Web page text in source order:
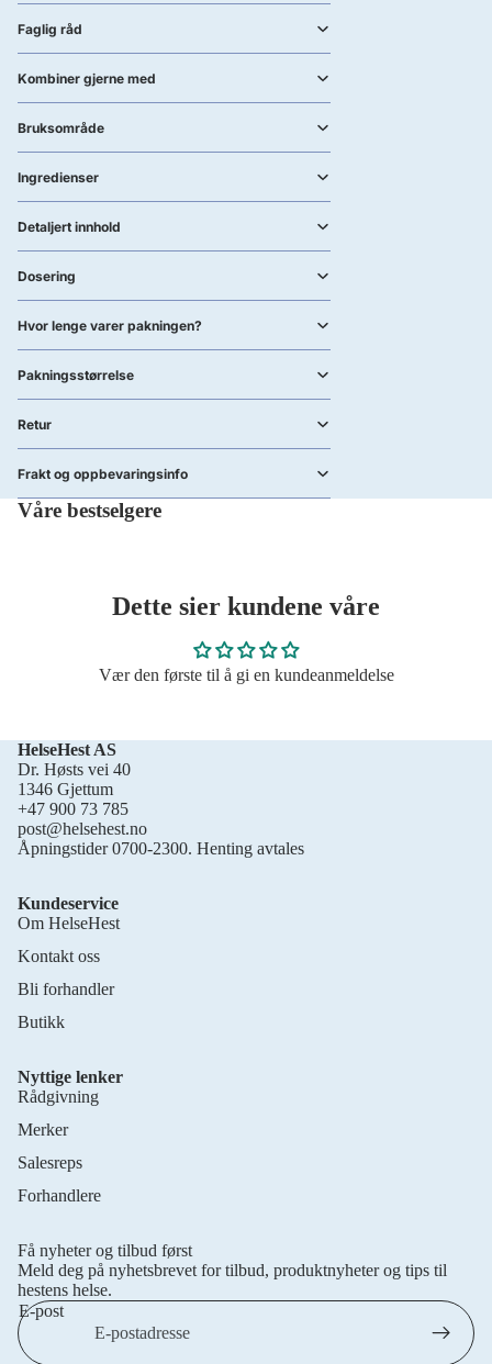
Faglig råd
Kombiner gjerne med
Bruksområde
Ingredienser
Detaljert innhold
Dosering
Hvor lenge varer pakningen?
Pakningsstørrelse
Retur
Frakt og oppbevaringsinfo
Våre bestselgere
Dette sier kundene våre
Vær den første til å gi en kundeanmeldelse
HelseHest AS
Dr. Høsts vei 40
1346 Gjettum
+47 900 73 785
post@helsehest.no
Åpningstider 0700-2300. Henting avtales
Kundeservice
Om HelseHest
Kontakt oss
Bli forhandler
Butikk
Nyttige lenker
Rådgivning
Merker
Salesreps
Forhandlere
Få nyheter og tilbud først
Meld deg på nyhetsbrevet for tilbud, produktnyheter og tips til
hestens helse.
E-post
Personvernerklæring
Retningslinjer for angrerett
Vilkår for bruk